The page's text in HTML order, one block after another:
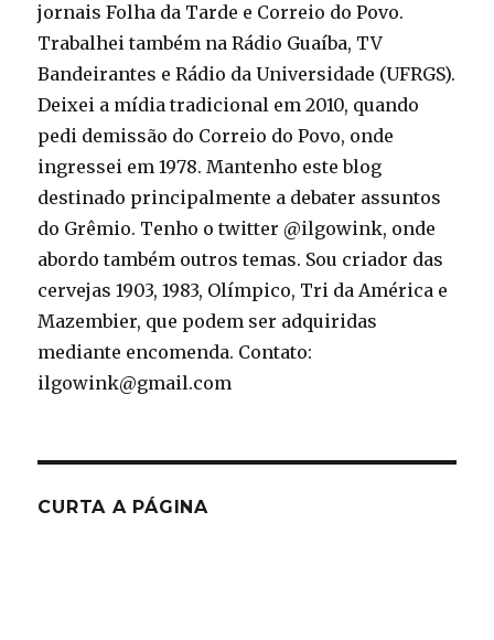
jornais Folha da Tarde e Correio do Povo.
Trabalhei também na Rádio Guaíba, TV
Bandeirantes e Rádio da Universidade (UFRGS).
Deixei a mídia tradicional em 2010, quando
pedi demissão do Correio do Povo, onde
ingressei em 1978. Mantenho este blog
destinado principalmente a debater assuntos
do Grêmio. Tenho o twitter @ilgowink, onde
abordo também outros temas. Sou criador das
cervejas 1903, 1983, Olímpico, Tri da América e
Mazembier, que podem ser adquiridas
mediante encomenda. Contato:
ilgowink@gmail.com
CURTA A PÁGINA